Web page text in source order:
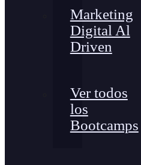
Marketing
Digital Al
Driven
Ver todos
los
Bootcamps